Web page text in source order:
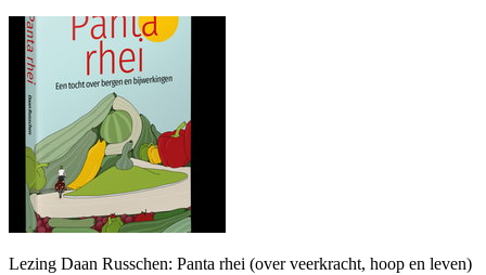
Lezing Daan Russchen: Panta rhei (over veerkracht, hoop en leven)